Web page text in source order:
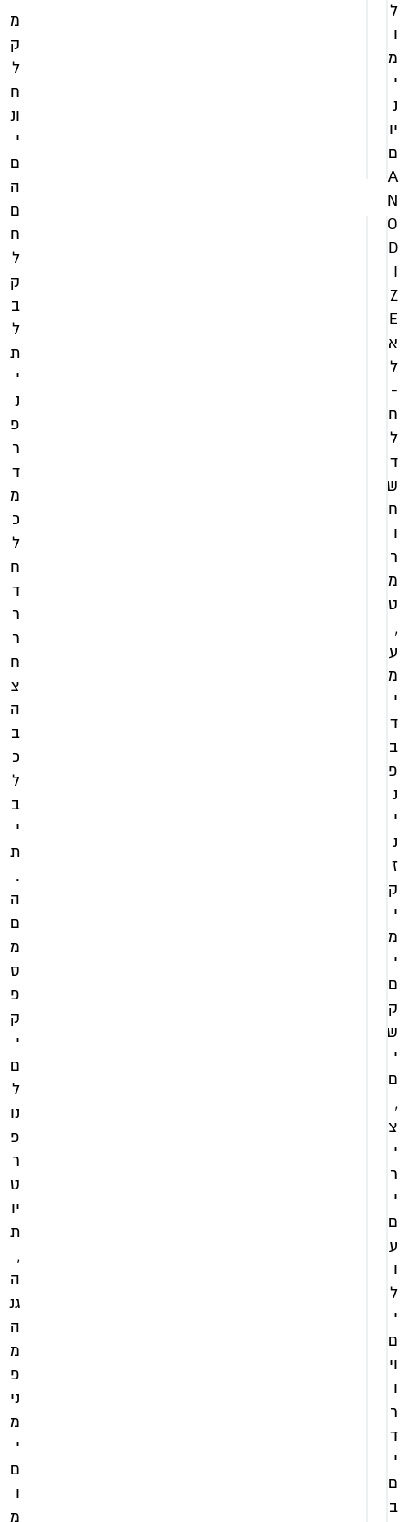
ל
ו
מ
י
נ
יו
ם
A
N
O
D
I
Z
E
א
ל
-
ח
ל
ד
ש
ח
ו
ר
מ
ט
,
ע
מ
י
ד
ב
פ
נ
י
נ
ז
ק
י
מ
י
ם
ק
ש
י
ם
,
צ
י
ר
י
ם
ע
ו
ל
י
ם
וי
ו
ר
ד
י
ם
ב
מ
ק
ל
ח
ונ
י
ם
ה
ם
ח
ל
ק
ב
ל
ת
י
נ
פ
ר
ד
מ
כ
ל
ח
ד
ר
ר
ח
צ
ה
ב
כ
ל
ב
י
ת
.
ה
ם
מ
ס
פ
ק
י
ם
ל
נו
פ
ר
ט
יו
ת
,
ה
גנ
ה
מ
פ
ני
מ
י
ם
ו
מ